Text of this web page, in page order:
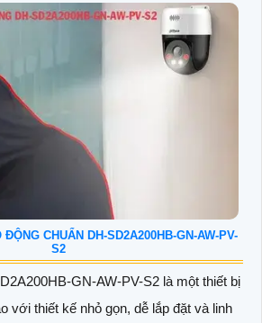
CHUẨN DH-SD2A200HB-GN-AW-PV-
S2
GN-AW-PV-S2 là một thiết bị
với thiết kế nhỏ gọn, dễ lắp đặt và linh